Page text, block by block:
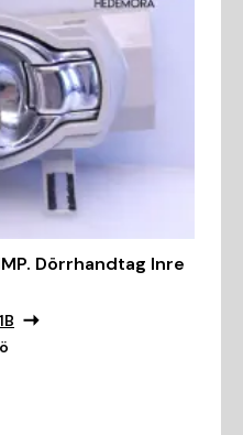
Dörrhandtag Inre